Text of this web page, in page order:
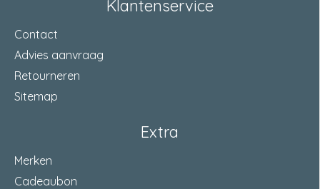
Klantenservice
Contact
Advies aanvraag
Retourneren
Sitemap
Extra
Merken
Cadeaubon